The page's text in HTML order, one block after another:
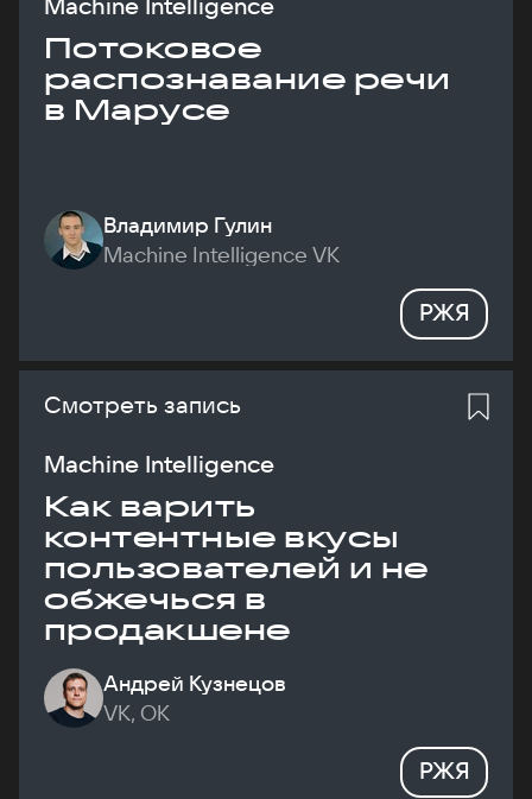
Потоковое
распознавание речи
в Марусе
Владимир Гулин
Machine Intelligence VK
РЖЯ
Смотреть запись
Machine Intelligence
Как варить
контентные вкусы
пользователей и не
обжечься в
продакшене
Андрей Кузнецов
VK, ОК
РЖЯ